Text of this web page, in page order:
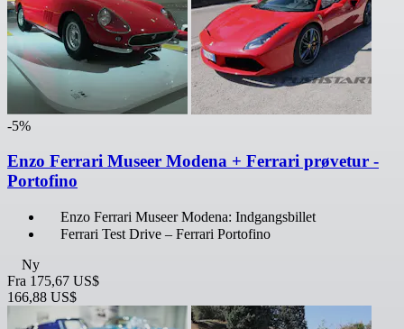
-5%
Enzo Ferrari Museer Modena + Ferrari prøvetur -
Portofino
Enzo Ferrari Museer Modena: Indgangsbillet
Ferrari Test Drive – Ferrari Portofino
Ny
Fra 175,67 US$
166,88 US$